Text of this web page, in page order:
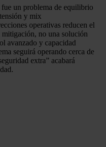
un problema de equilibrio
y mix
operativas reducen el
mitigación, no una solución
avanzado y capacidad
seguirá operando cerca de
extra” acabará